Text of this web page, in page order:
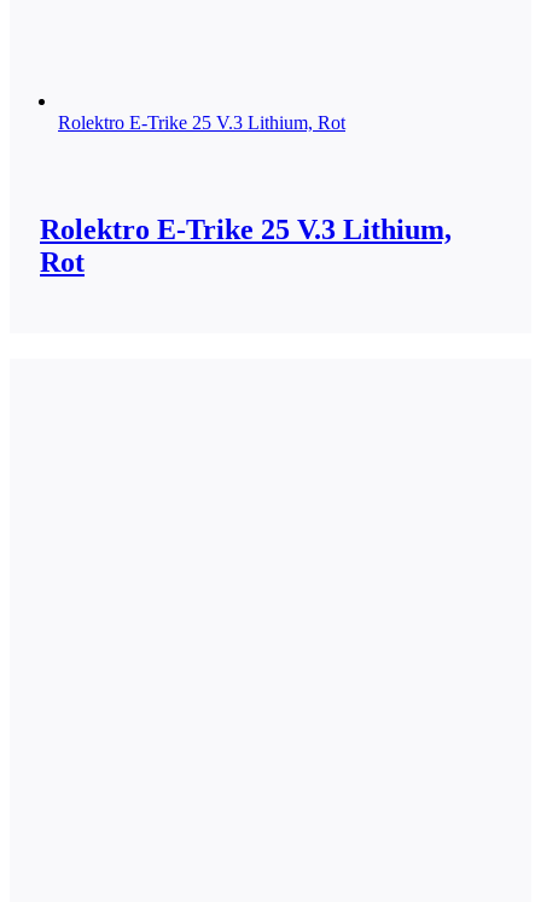
Rolektro E-Trike 25 V.3 Lithium, Rot
Rolektro E-Trike 25 V.3 Lithium,
Rot